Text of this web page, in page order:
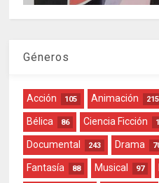
Géneros
Acción 105 Animación 215
Bélica 86 Ciencia Ficción
Documental 243 Drama
Fantasía 88 Musical 97